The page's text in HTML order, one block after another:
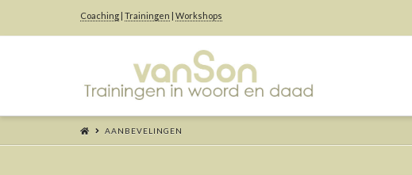
Coaching| Trainingen | Workshops
Angela
van
AANBEVELINGEN